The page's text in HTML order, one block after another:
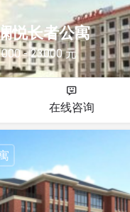
悦长者公寓
- 23000 元
在线咨询